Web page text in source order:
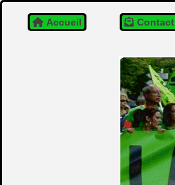
Accueil Contact